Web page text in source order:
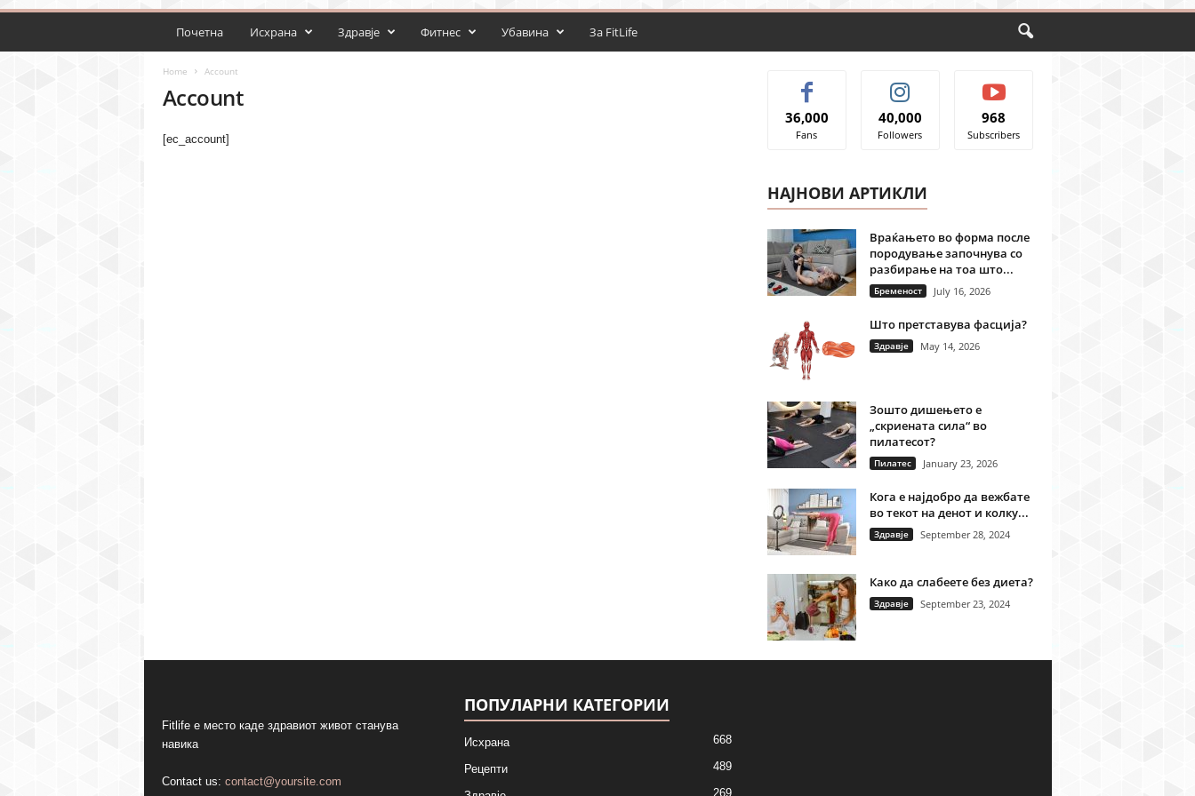
Почетна Исхрана Здравје Фитнес Убавина За FitLife
Home Account
Account
[ec_account]
36,000
Fans
40,000
Followers
968
Subscribers
НАЈНОВИ АРТИКЛИ
Враќањето во форма после
породување започнува со
разбирање на тоа што...
Бременост July 16, 2026
Што претставува фасција?
Здравје May 14, 2026
Зошто дишењето е
„скриената сила“ во
пилатесот?
Пилатес January 23, 2026
Кога е најдобро да вежбате
во текот на денот и колку...
Здравје September 28, 2024
Како да слабеете без диета?
Здравје September 23, 2024
Fitlife е место каде здравиот живот станува
навика
Contact us: contact@yoursite.com
ПОПУЛАРНИ КАТЕГОРИИ
Исхрана 668
Рецепти 489
269